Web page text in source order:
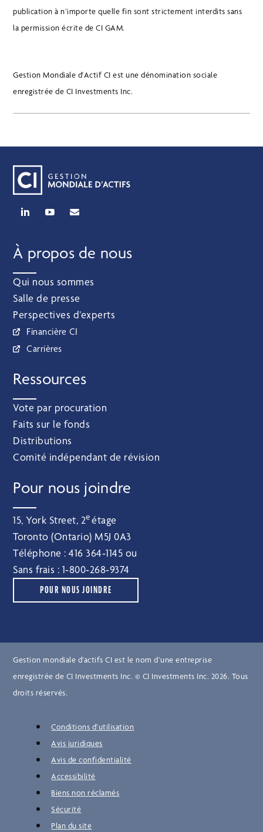
publication à n’importe quelle fin sont strictement interdits sans
la permission écrite de CI GAM.
Gestion Mondiale d'Actif CI est une dénomination sociale
enregistrée de CI Investments Inc.
À propos de nous
Qui nous sommes
Salle de presse
Perspectives d’experts
Financière CI
Carrières
Ressources
Vote par procuration
Faits sur le fonds
Distributions
Comité indépendant de révision
Pour nous joindre
15, York Street, 2eétage
Toronto (Ontario) M5J 0A3
Téléphone :416 364‑1145 ou
Sans frais : 1‑800‑268‑9374
POUR NOUS JOINDRE
Gestion mondiale d’actifs CI est le nom d’une entreprise
enregistrée de CI Investments Inc. © CI Investments Inc. 2026. Tous
droits réservés.
Conditions d’utilisation
Avis juridiques
Avis de confidentialité
Accessibilité
Biens non réclamés
Sécurité
Plan du site